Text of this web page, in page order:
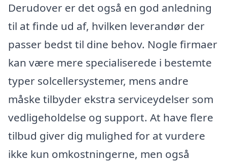
Derudover er det også en god anledning
til at finde ud af, hvilken leverandør der
passer bedst til dine behov. Nogle firmaer
kan være mere specialiserede i bestemte
typer solcellersystemer, mens andre
måske tilbyder ekstra serviceydelser som
vedligeholdelse og support. At have flere
tilbud giver dig mulighed for at vurdere
ikke kun omkostningerne, men også